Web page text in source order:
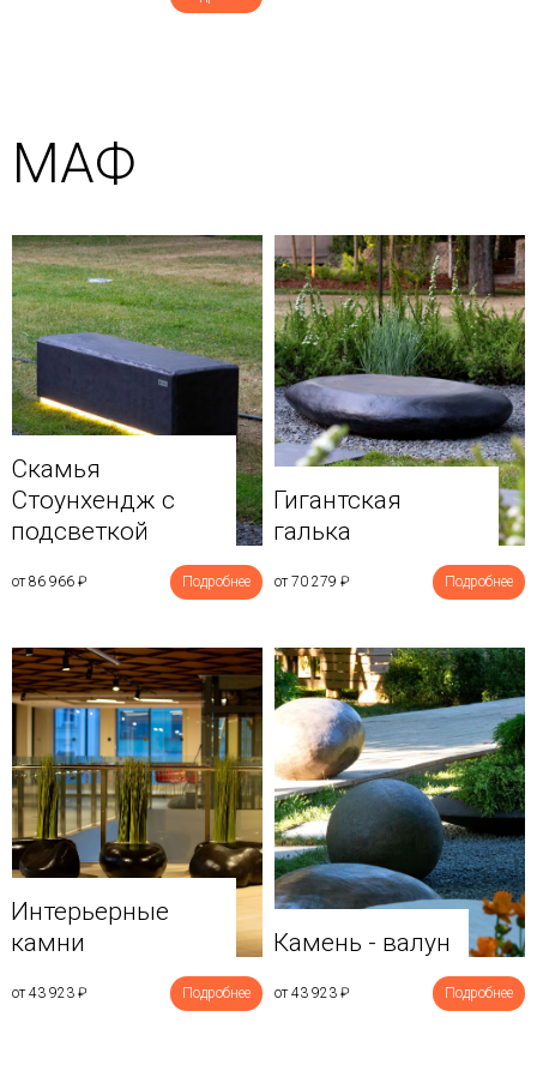
МАФ
Скамья
Стоунхендж с
подсветкой
от 86 966 ₽ Подробнее
Гигантская
галька
от 70 279 ₽ Подробнее
Интерьерные
камни
от 43 923 ₽ Подробнее
Камень - валун
от 43 923 ₽ Подробнее